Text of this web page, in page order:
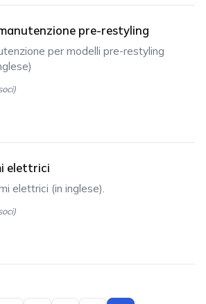
pre-restyling
per modelli pre-restyling
elettrici
elettrici (in inglese).